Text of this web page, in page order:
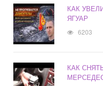
КАК
ЯГУАР
6203
КАК